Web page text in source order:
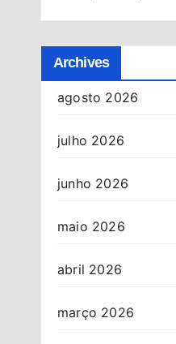
Archives
agosto 2026
julho 2026
junho 2026
maio 2026
abril 2026
março 2026